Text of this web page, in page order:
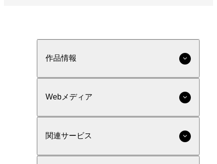
作品情報
Webメディア
関連サービス